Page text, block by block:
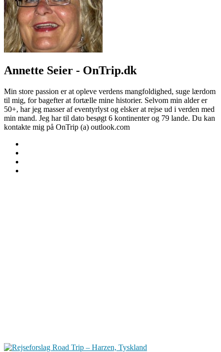
Annette Seier - OnTrip.dk
Min store passion er at opleve verdens mangfoldighed, suge lærdom
til mig, for bagefter at fortælle mine historier. Selvom min alder er
50+, har jeg masser af eventyrlyst og elsker at rejse ud i verden med
min mand. Jeg har til dato besøgt 6 kontinenter og 79 lande. Du kan
kontakte mig på OnTrip (a) outlook.com